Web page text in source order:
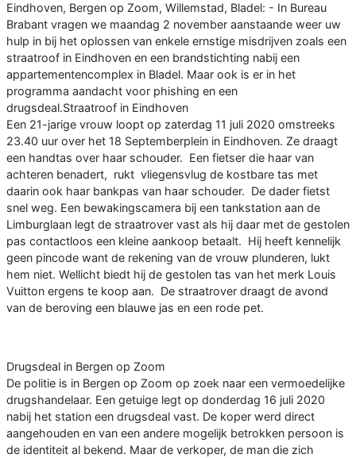
Eindhoven, Bergen op Zoom, Willemstad, Bladel: - In Bureau
Brabant vragen we maandag 2 november aanstaande weer uw
hulp in bij het oplossen van enkele ernstige misdrijven zoals een
straatroof in Eindhoven en een brandstichting nabij een
appartementencomplex in Bladel. Maar ook is er in het
programma aandacht voor phishing en een
drugsdeal.Straatroof in Eindhoven
Een 21-jarige vrouw loopt op zaterdag 11 juli 2020 omstreeks
23.40 uur over het 18 Septemberplein in Eindhoven. Ze draagt
een handtas over haar schouder. Een fietser die haar van
achteren benadert, rukt vliegensvlug de kostbare tas met
daarin ook haar bankpas van haar schouder. De dader fietst
snel weg. Een bewakingscamera bij een tankstation aan de
Limburglaan legt de straatrover vast als hij daar met de gestolen
pas contactloos een kleine aankoop betaalt. Hij heeft kennelijk
geen pincode want de rekening van de vrouw plunderen, lukt
hem niet. Wellicht biedt hij de gestolen tas van het merk Louis
Vuitton ergens te koop aan. De straatrover draagt de avond
van de beroving een blauwe jas en een rode pet.
Drugsdeal in Bergen op Zoom
De politie is in Bergen op Zoom op zoek naar een vermoedelijke
drugshandelaar. Een getuige legt op donderdag 16 juli 2020
nabij het station een drugsdeal vast. De koper werd direct
aangehouden en van een andere mogelijk betrokken persoon is
de identiteit al bekend. Maar de verkoper, de man die zich